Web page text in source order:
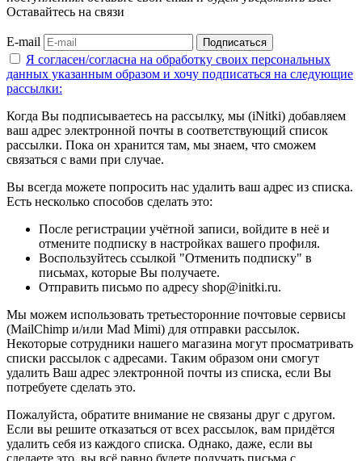
Оставайтесь на связи
E-mail Подписаться
Я согласен/согласна на обработку своих персональных
данных указанным образом и хочу подписаться на следующие
рассылки:
Когда Вы подписываетесь на рассылку, мы (iNitki) добавляем
ваш адрес электронной почты в соответствующий список
рассылки. Пока он хранится там, мы знаем, что сможем
связаться с вами при случае.
Вы всегда можете попросить нас удалить ваш адрес из списка.
Есть несколько способов сделать это:
После регистрации учётной записи, войдите в неё и
отмените подписку в настройках вашего профиля.
Воспользуйтесь ссылкой "Отменить подписку" в
письмах, которые Вы получаете.
Отправить письмо по адресу shop@initki.ru.
Мы можем использовать третьесторонние почтовые сервисы
(MailChimp и/или Mad Mimi) для отправки рассылок.
Некоторые сотрудники нашего магазина могут просматривать
списки рассылок с адресами. Таким образом они смогут
удалить Ваш адрес электронной почты из списка, если Вы
потребуете сделать это.
Пожалуйста, обратите внимание не связаны друг с другом.
Если вы решите отказаться от всех рассылок, вам придётся
удалить себя из каждого списка. Однако, даже, если вы
сделаете это, вы всё равно будете получать письма с